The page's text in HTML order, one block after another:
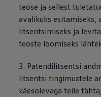
teose ja sellest
avalikuks esitamiseks,
litsentsimiseks ja
teoste loomiseks
3. Patendilitsentsi
litsentsi tingimustele
käesolevaga teile